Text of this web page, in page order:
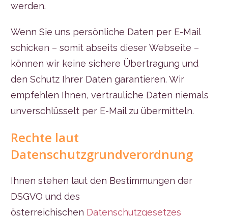
werden.
Wenn Sie uns persönliche Daten per E-Mail
schicken – somit abseits dieser Webseite –
können wir keine sichere Übertragung und
den Schutz Ihrer Daten garantieren. Wir
empfehlen Ihnen, vertrauliche Daten niemals
unverschlüsselt per E-Mail zu übermitteln.
Rechte laut
Datenschutzgrundverordnung
Ihnen stehen laut den Bestimmungen der
DSGVO und des
österreichischen Datenschutzgesetzes